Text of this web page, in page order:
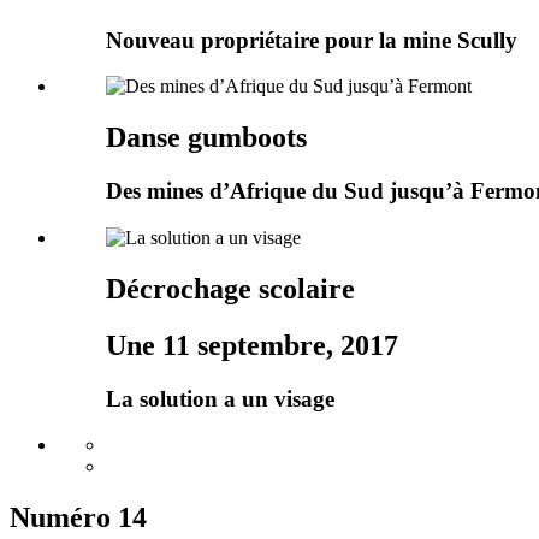
Nouveau propriétaire pour la mine Scully
Danse gumboots
Des mines d’Afrique du Sud jusqu’à
Décrochage scolaire
Une 11 septembre, 2017
La solution a un visage
Numéro 14